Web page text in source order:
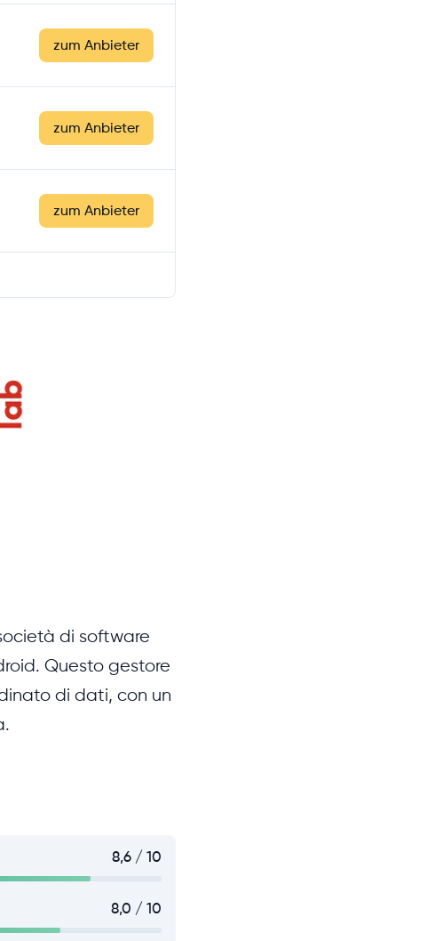
zum Anbieter
zum Anbieter
zum Anbieter
di software
Questo gestore
di dati, con un
8,6 / 10
8,0 / 10